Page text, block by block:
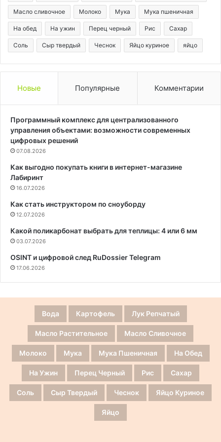
Масло сливочное Молоко Мука Мука пшеничная
На обед На ужин Перец черный Рис Сахар
Соль Сыр твердый Чеснок Яйцо куриное яйцо
Новые Популярные Комментарии
Программный комплекс для централизованного
управления объектами: возможности современных
цифровых решений
07.08.2026
Как выгодно покупать книги в интернет-магазине
Лабиринт
16.07.2026
Как стать инструктором по сноуборду
12.07.2026
Какой поликарбонат выбрать для теплицы: 4 или 6 мм
03.07.2026
OSINT и цифровой след RuDossier Telegram
17.06.2026
Вода Картофель Лук Репчатый
Масло Растительное Масло Сливочное
Молоко Мука Мука Пшеничная На Обед
На Ужин Перец Черный Рис Сахар
Соль Сыр Твердый Чеснок Яйцо Куриное
Яйцо